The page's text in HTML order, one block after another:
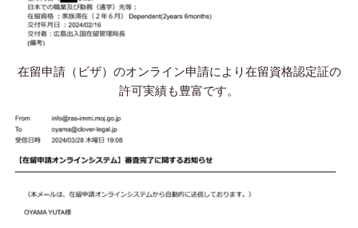
在留申請（ビザ）のオンライン申請により在留資格認定証の
許可実績も豊富です。